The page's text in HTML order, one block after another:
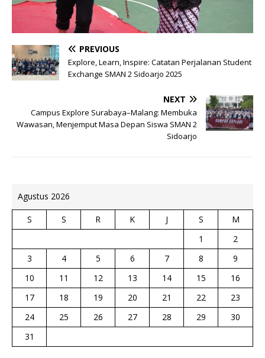
PREVIOUS
Explore, Learn, Inspire: Catatan Perjalanan Student
Exchange SMAN 2 Sidoarjo 2025
NEXT
Campus Explore Surabaya–Malang: Membuka
Wawasan, Menjemput Masa Depan Siswa SMAN 2
Sidoarjo
Agustus 2026
S S R K J S
M
1
2
3
4 5 6 7 8
9
10
11 12 13 14 15
16
17
18 19 20 21 22
23
24
25 26 27 28 29
30
31